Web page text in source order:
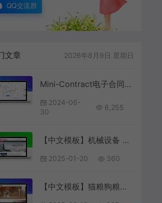
QQ交流群
文章 2026年8月9日 星期日
Mini-Contract电子合同在线签署小程序源码
2024-06-
30
6,255
【中文模板】机械设备 红色款 响应式模板
2025-01-20 360
【中文模板】猫粮狗粮产品 黑白款 响应式模板